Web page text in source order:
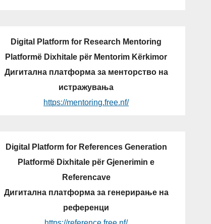
Digital Platform for Research Mentoring
Platformë Dixhitale për Mentorim Kërkimor
Дигитална платформа за менторство на
истражувања
https://mentoring.free.nf/
Digital Platform for References Generation
Platformë Dixhitale për Gjenerimin e
Referencave
Дигитална платформа за генерирање на
референци